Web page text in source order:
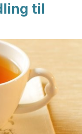
til